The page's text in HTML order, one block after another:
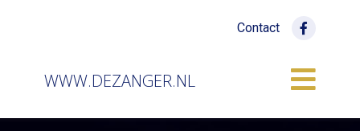
Contact
WWW.DEZANGER.NL